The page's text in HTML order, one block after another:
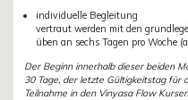
individuelle Begleitung
vertraut werden mit den
üben an sechs Tagen pro Woche
Der Beginn innerhalb dieser beiden
30 Tage, der letzte Gültigkeitstag für
Teilnahme in den Vinyasa Flow